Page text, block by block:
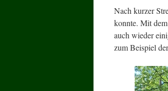
Nach kurzer
konnte. Mit
auch wieder
zum Beispiel